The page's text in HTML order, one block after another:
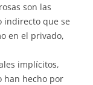
son las
indirecto que se
en el privado,
implícitos,
han hecho por